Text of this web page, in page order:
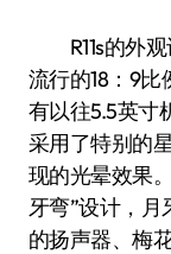
R11s的外观设计值得一提，OPPO R11s采用时下
流行的18：9
有以往5.5英寸
采用了特别的
现的光晕效果
牙弯”设计，
的扬声器、梅